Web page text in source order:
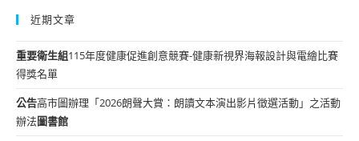
近期文章
重要衛生組115年度健康促進創意競賽-健康新視界海報設計與電繪比賽
得獎名單
公告高市圖辦理「2026朗聲大賞：朗讀文本演出影片徵選活動」之活動
辦法圖書館